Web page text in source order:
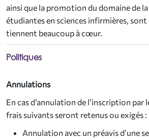
ainsi que la promotion du domaine de
étudiantes en sciences infirmières, sont
tiennent beaucoup à cœur.
Politiques
Annulations
En cas d’annulation de l’inscription par
frais suivants seront retenus ou exigés :
Annulation avec un préavis d’une